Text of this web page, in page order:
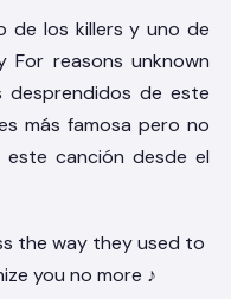
de los killers y uno de
reasons unknown
desprendidos de este
más famosa pero no
canción desde el
the way they used to
you no more ♪